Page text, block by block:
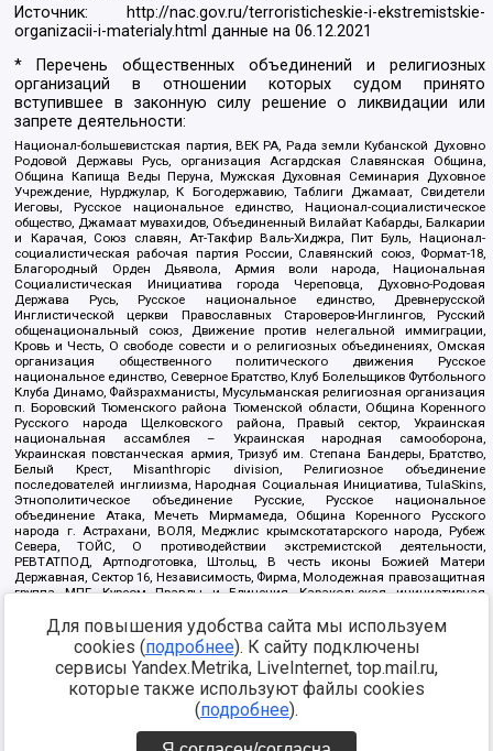
Источник:
http://nac.gov.ru/terroristicheskie-i-ekstremistskie-
organizacii-i-materialy.html данные на06.12.2021
* Перечень общественных объединений и религиозных
организаций в отношении которых судом принято
вступившее в законную силу решение о ликвидации или
запрете деятельности:
Национал-большевистская партия, ВЕК РА, Рада земли Кубанской Духовно
Родовой Державы Русь, организация Асгардская Славянская Община,
Община Капища Веды Перуна, Мужская Духовная Семинария Духовное
Учреждение, Нурджулар, К Богодержавию, Таблиги Джамаат, Свидетели
Иеговы, Русское национальное единство, Национал-социалистическое
общество, Джамаат мувахидов, Объединенный Вилайат Кабарды, Балкарии
и Карачая, Союз славян, Ат-Такфир Валь-Хиджра, Пит Буль, Национал-
социалистическая рабочая партия России, Славянский союз, Формат-18,
Благородный Орден Дьявола, Армия воли народа, Национальная
Социалистическая Инициатива города Череповца, Духовно-Родовая
Держава Русь, Русское национальное единство, Древнерусской
Инглистической церкви Православных Староверов-Инглингов, Русский
общенациональный союз, Движение против нелегальной иммиграции,
Кровь и Честь, О свободе совести и о религиозных объединениях, Омская
организация общественного политического движения Русское
национальное единство, Северное Братство, Клуб Болельщиков Футбольного
Клуба Динамо, Файзрахманисты, Мусульманская религиозная организация
п. Боровский Тюменского района Тюменской области, Община Коренного
Русского народа Щелковского района, Правый сектор, Украинская
национальная ассамблея – Украинская народная самооборона,
Украинская повстанческая армия, Тризуб им. Степана Бандеры, Братство,
Белый Крест, Misanthropic division, Религиозное объединение
последователей инглиизма, Народная Социальная Инициатива, TulaSkins,
Этнополитическое объединение Русские, Русское национальное
объединение Атака, Мечеть Мирмамеда, Община Коренного Русского
народа г. Астрахани, ВОЛЯ, Меджлис крымскотатарского народа, Рубеж
Севера, ТОЙС, О противодействии экстремистской деятельности,
РЕВТАТПОД, Артподготовка, Штольц, В честь иконы Божией Матери
Державная, Сектор 16, Независимость, Фирма, Молодежная правозащитная
группа МПГ, Курсом Правды и Единения, Каракольская инициативная
Благотворительный пансионат Ак Умут, Русская республика Русь,
Арестантское уголовное единство, Башкорт, Нация и свобода, W.H.С., Фалунь
Дафа, Иртыш Ultras, Русский Патриотический клуб-Новокузнецк/РПК,
Сибирский державный союз, Фонд борьбы с коррупцией, Фонд защиты прав
граждан, Штабы Навального, Совет граждан СССР Прикубанского округа г.
https://minjust.gov.ru/ru/documents/7822/
Для повышения удобства сайта мы используем
cookies (подробнее). К сайту подключены
сервисы Yandex.Metrika, LiveInternet, top.mail.ru,
которые также используют файлы cookies
(подробнее).